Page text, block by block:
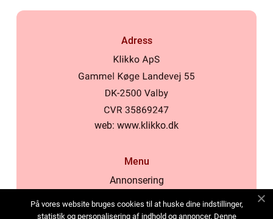
Adress
web: www.klikko.dk
Menu
Annonsering
Cookies
På vores website bruges cookies til at huske dine indstillinger,
statistik og personalisering af indhold og annoncer. Denne